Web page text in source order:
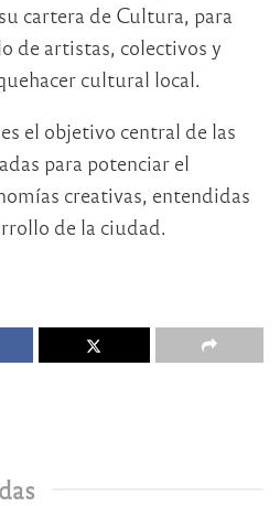
cartera de Cultura, para
de artistas, colectivos y
cultural local.
el objetivo central de las
para potenciar el
creativas, entendidas
de la ciudad.